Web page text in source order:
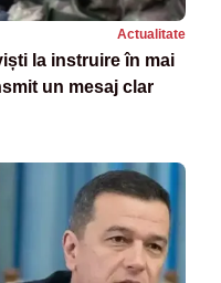
Actualitate
la instruire în mai
un mesaj clar